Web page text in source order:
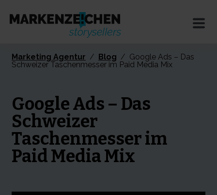
Marketing Agentur / Blog / Google Ads – Das
Schweizer Taschenmesser im Paid Media Mix
Google Ads – Das
Schweizer
Taschenmesser im
Paid Media Mix